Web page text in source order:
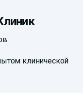
клинической